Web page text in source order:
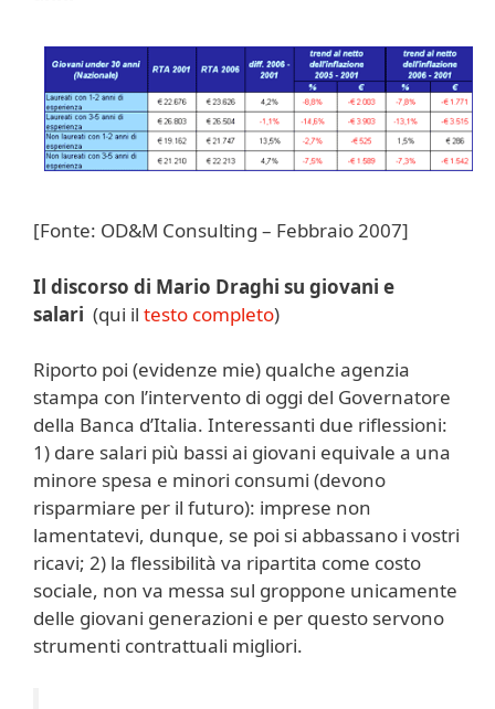
[Fonte: OD&M Consulting – Febbraio 2007]
Il discorso di Mario Draghi su giovani e
salari (qui il testo completo)
Riporto poi (evidenze mie) qualche agenzia
stampa con l’intervento di oggi del Governatore
della Banca d’Italia. Interessanti due riflessioni:
1) dare salari più bassi ai giovani equivale a una
minore spesa e minori consumi (devono
risparmiare per il futuro): imprese non
lamentatevi, dunque, se poi si abbassano i vostri
ricavi; 2) la flessibilità va ripartita come costo
sociale, non va messa sul groppone unicamente
delle giovani generazioni e per questo servono
strumenti contrattuali migliori.